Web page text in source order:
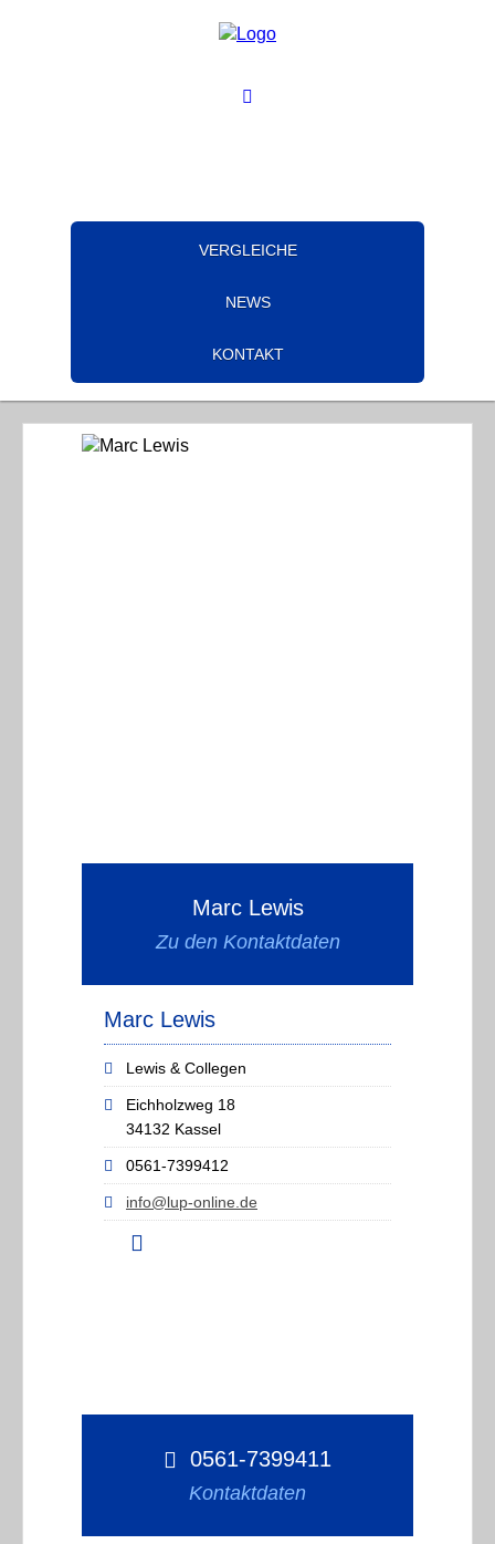
VERGLEICHE
NEWS
KONTAKT
Marc Lewis
Zu den Kontaktdaten
Marc Lewis
Lewis & Collegen
Eichholzweg 18
34132 Kassel
0561-7399412
info@lup-online.de
0561-7399411
Kontaktdaten